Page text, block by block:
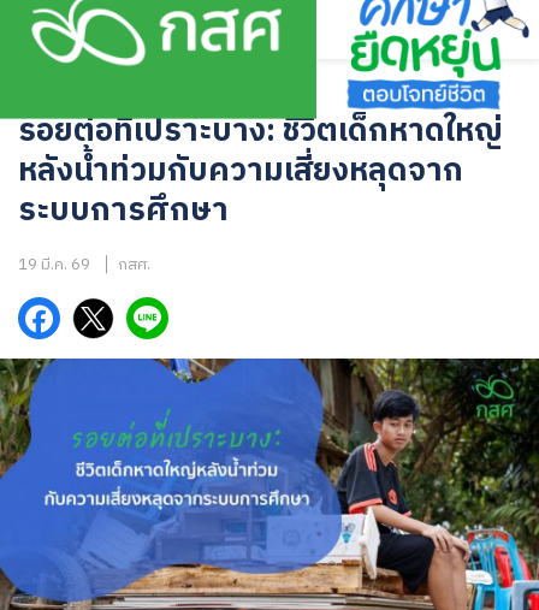
Skip
รอยต่อที่เปราะบาง: ชีวิตเด็กหาดใหญ่
หลังน้ำท่วมกับความเสี่ยงหลุดจาก
ระบบการศึกษา
19 มี.ค. 69 กสศ.